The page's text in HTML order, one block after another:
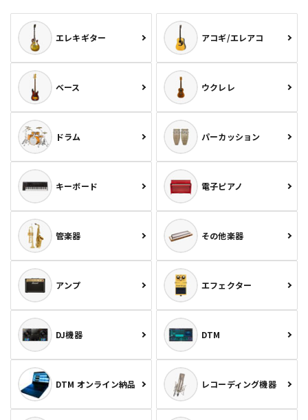
エレキギター アコギ/エレアコ
ベース ウクレレ
ドラム パーカッション
キーボード 電子ピアノ
管楽器 その他楽器
アンプ エフェクター
DJ機器 DTM
DTM オンライン納品 レコーディング機器